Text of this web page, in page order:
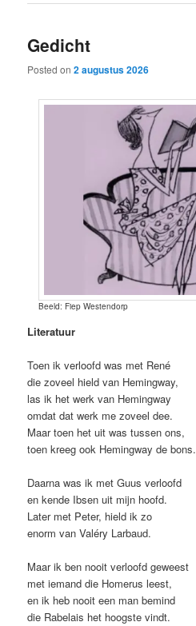
Gedicht
Posted on2 augustus 2026
Beeld: Fiep Westendorp
Literatuur
Toen ik verloofd was met René
die zoveel hield van Hemingway,
las ik het werk van Hemingway
omdat dat werk me zoveel dee.
Maar toen het uit was tussen ons,
toen kreeg ook Hemingway de bons.
Daarna was ik met Guus verloofd
en kende Ibsen uit mijn hoofd.
Later met Peter, hield ik zo
enorm van Valéry Larbaud.
Maar ik ben nooit verloofd geweest
met iemand die Homerus leest,
en ik heb nooit een man bemind
die Rabelais het hoogste vindt.